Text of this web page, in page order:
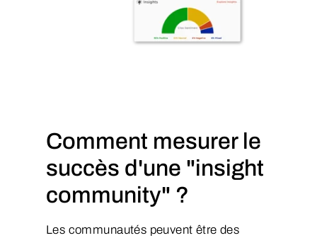
Comment mesurer le
succès d'une "insight
community" ?
Les communautés peuvent être des